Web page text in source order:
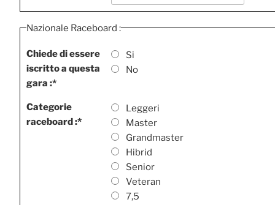
Nazionale Raceboard :
Chiede di essere
iscritto a questa
gara :*
Si
No
Categorie
raceboard :*
Leggeri
Master
Grandmaster
Hibrid
Senior
Veteran
7,5